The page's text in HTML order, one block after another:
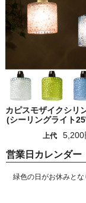
カピスモザイクシリ
(シーリングライト
上代 5,200
営業日カレンダー
緑色の日がお休みとな